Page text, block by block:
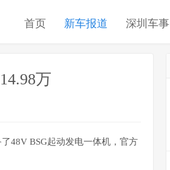
首页 新车报道 深圳车事
万
48V BSG起动发电一体机，官方